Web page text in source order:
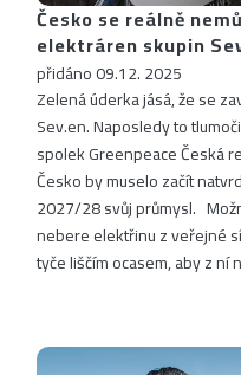
Česko se reálně
elektráren skupin
přidáno 09.12. 2025
Zelená úderka jásá, že se
Sev.en. Naposledy to
spolek Greenpeace Česká
Česko by muselo začít
2027/28 svůj průmysl.
nebere elektřinu z veřejné
tyče liščím ocasem, aby z